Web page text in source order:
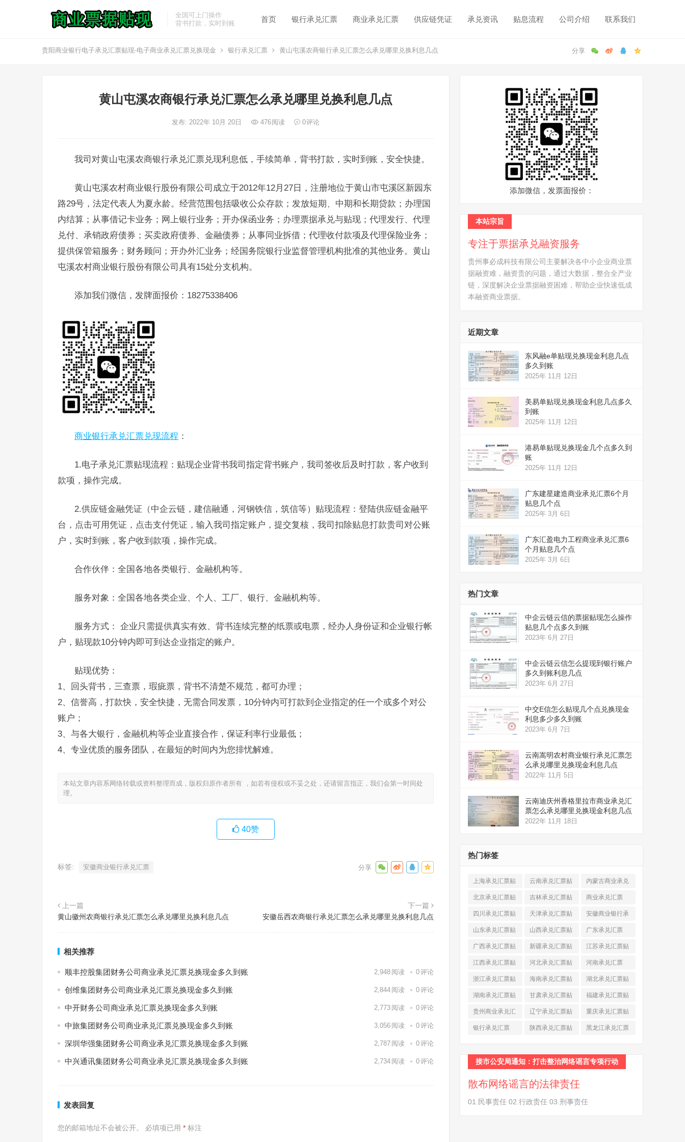
全国可上门操作
背书打款，实时到账
首页 银行承兑汇票 商业承兑汇票 供应链凭证 承兑资讯 贴息流程 公司介绍 联系我们
贵阳商业银行电子承兑汇票贴现-电子商业承兑汇票兑换现金 银行承兑汇票 黄山屯溪农商银行承兑汇票怎么承兑哪里兑换利息几点
黄山屯溪农商银行承兑汇票怎么承兑哪里兑换利息几点
发布: 2022年 10月 20日 476阅读 0评论
我司对黄山屯溪农商银行承兑汇票兑现利息低，手续简单，背书打款，实时到账，安全快捷。
黄山屯溪农村商业银行股份有限公司成立于2012年12月27日，注册地位于黄山市屯溪区新园东
路29号，法定代表人为夏永龄。经营范围包括吸收公众存款；发放短期、中期和长期贷款；办理国
内结算；从事借记卡业务；网上银行业务；开办保函业务；办理票据承兑与贴现；代理发行、代理
兑付、承销政府债券；买卖政府债券、金融债券；从事同业拆借；代理收付款项及代理保险业务；
提供保管箱服务；财务顾问；开办外汇业务；经国务院银行业监督管理机构批准的其他业务。黄山
屯溪农村商业银行股份有限公司具有15处分支机构。
添加我们微信，发牌面报价：18275338406
商业银行承兑汇票兑现流程 ：
1.电子承兑汇票贴现流程：贴现企业背书我司指定背书账户，我司签收后及时打款，客户收到
款项，操作完成。
2.供应链金融凭证（中企云链，建信融通，河钢铁信，筑信等）贴现流程：登陆供应链金融平
台，点击可用凭证，点击支付凭证，输入我司指定账户，提交复核，我司扣除贴息打款贵司对公账
户，实时到账，客户收到款项，操作完成。
合作伙伴：全国各地各类银行、金融机构等。
服务对象：全国各地各类企业、个人、工厂、银行、金融机构等。
服务方式： 企业只需提供真实有效、背书连续完整的纸票或电票，经办人身份证和企业银行帐
户，贴现款10分钟内即可到达企业指定的账户。
贴现优势：
1、回头背书，三查票，瑕疵票，背书不清楚不规范，都可办理；
2、信誉高，打款快，安全快捷，无需合同发票，10分钟内可打款到企业指定的任一个或多个对公
账户；
3、与各大银行，金融机构等企业直接合作，保证利率行业最低；
4、专业优质的服务团队，在最短的时间内为您排忧解难。
本站文章内容系网络转载或资料整理而成，版权归原作者所有 ，如若有侵权或不妥之处，还请留言指正，我们会第一时间处
理。
40赞
标签: 安徽商业银行承兑汇票
上一篇
黄山徽州农商银行承兑汇票怎么承兑哪里兑换利息几点
下一篇
安徽岳西农商银行承兑汇票怎么承兑哪里兑换利息几点
相关推荐
顺丰控股集团财务公司商业承兑汇票兑换现金多久到账 2,948 阅读 0评论
创维集团财务公司商业承兑汇票兑换现金多久到账 2,844 阅读 0评论
中开财务公司商业承兑汇票兑换现金多久到账 2,773 阅读 0评论
中旅集团财务公司商业承兑汇票兑换现金多久到账 3,056 阅读 0评论
深圳华强集团财务公司商业承兑汇票兑换现金多久到账 2,787 阅读 0评论
中兴通讯集团财务公司商业承兑汇票兑换现金多久到账 2,734 阅读 0评论
发表回复
您的邮箱地址不会被公开。 必填项已用 * 标注
添加微信，发票面报价：
本站宗旨
专注于票据承兑融资服务
贵州事必成科技有限公司主要解决各中小企业商业票
据融资难，融资贵的问题，通过大数据，整合全产业
链，深度解决企业票据融资困难，帮助企业快速低成
本融资商业票据。
近期文章
东风融e单贴现兑换现金利息几点
多久到账
2025年 11月 12日
美易单贴现兑换现金利息几点多久
到账
2025年 11月 12日
港易单贴现兑换现金几个点多久到
账
2025年 11月 12日
广东建星建造商业承兑汇票6个月
贴息几个点
2025年 3月 6日
广东汇盈电力工程商业承兑汇票6
个月贴息几个点
2025年 3月 6日
热门文章
中企云链云信的票据贴现怎么操作
贴息几个点多久到账
2023年 6月 27日
中企云链云信怎么提现到银行账户
多久到账利息几点
2023年 6月 27日
中交E信怎么贴现几个点兑换现金
利息多少多久到账
2023年 6月 7日
云南嵩明农村商业银行承兑汇票怎
么承兑哪里兑换现金利息几点
2022年 11月 5日
云南迪庆州香格里拉市商业承兑汇
票怎么承兑哪里兑换现金利息几点
2022年 11月 18日
热门标签
上海承兑汇票贴
现(520)
云南承兑汇票贴
现(324)
内蒙古商业承兑
汇票(316)
北京承兑汇票贴
现 (912)
吉林承兑汇票贴
现(123)
商业承兑汇票
(225)
四川承兑汇票贴
现(790)
天津承兑汇票贴
现(242)
安徽商业银行承
兑汇票 (565)
山东承兑汇票贴
现(874)
山西承兑汇票贴
现(463)
广东承兑汇票
(979)
广西承兑汇票贴
现(278)
新疆承兑汇票贴
现(264)
江苏承兑汇票贴
现(774)
江西承兑汇票贴
现(366)
河北承兑汇票贴
现(374)
河南承兑汇票
(518)
浙江承兑汇票贴
现(691)
海南承兑汇票贴
现(145)
湖北承兑汇票贴
现(587)
湖南承兑汇票贴
现(453)
甘肃承兑汇票贴
现(194)
福建承兑汇票贴
现(945)
贵州商业承兑汇
票(284)
辽宁承兑汇票贴
现(344)
重庆承兑汇票贴
现(232)
银行承兑汇票
陕西承兑汇票贴
黑龙江承兑汇票
接市公安局通知：打击整治网络谣言专项行动
散布网络谣言的法律责任
01.民事责任 02.行政责任 03.刑事责任